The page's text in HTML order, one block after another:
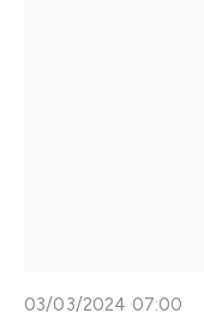
03/03/2024 07:00